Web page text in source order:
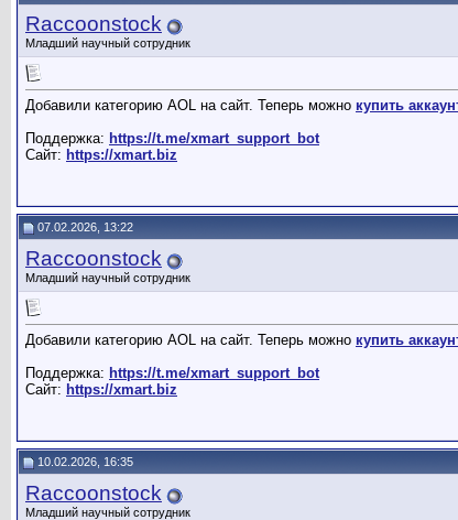
Raccoonstock
Младший научный сотрудник
Добавили категорию AOL на сайт. Теперь можно купить
Поддержка: https://t.me/xmart_support_bot
Сайт: https://xmart.biz
07.02.2026, 13:22
Raccoonstock
Младший научный сотрудник
Добавили категорию AOL на сайт. Теперь можно купить
Поддержка: https://t.me/xmart_support_bot
Сайт: https://xmart.biz
10.02.2026, 16:35
Raccoonstock
Младший научный сотрудник